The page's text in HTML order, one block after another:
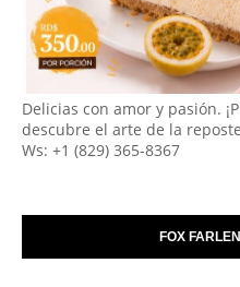
Delicias con amor y pasión.
descubre el arte de la
Ws: +1 (829) 365-8367
FOX